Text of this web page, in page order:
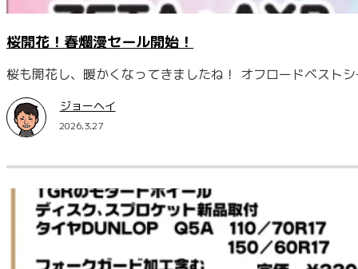
桜開花！春爛漫セール開始！
桜も開花し、暖かくなってきましたね！ オフロードベスト
ジョーヘイ
2026.3.27